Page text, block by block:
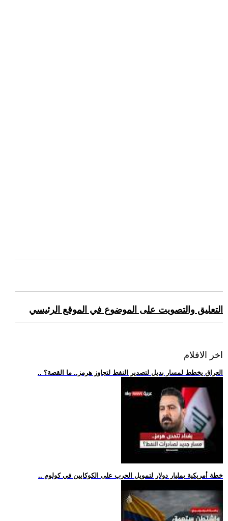
التعليق والتصويت على الموضوع في الموقع الرئيسي
اخر الافلام
.. العراق يخطط لمسار بديل لتصدير النفط لتجاوز هرمز.. ما القصة؟
.. خطة أمريكية بمليار دولار لتمويل الحرب على الكوكايين في كولوم